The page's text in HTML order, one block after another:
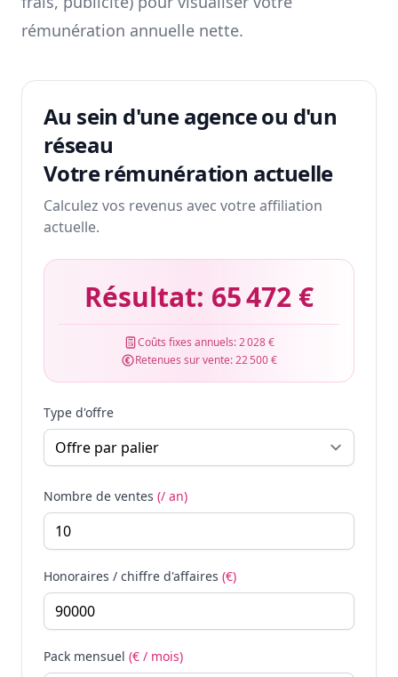
rémunération annuelle nette.
Au sein d'une agence ou d'un
réseau
Votre rémunération actuelle
Calculez vos revenus avec votre affiliation
actuelle.
Résultat: 65 472 €
Coûts fixes annuels:2 028 €
Retenues sur vente:22 500 €
Type d'offre
Nombre de ventes (/ an)
Honoraires / chiffre d'affaires (€)
Pack mensuel (€ / mois)